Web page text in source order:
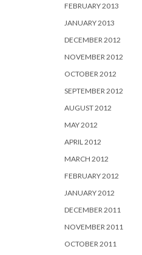
FEBRUARY 2013
JANUARY 2013
DECEMBER 2012
NOVEMBER 2012
OCTOBER 2012
SEPTEMBER 2012
AUGUST 2012
MAY 2012
APRIL 2012
MARCH 2012
FEBRUARY 2012
JANUARY 2012
DECEMBER 2011
NOVEMBER 2011
OCTOBER 2011